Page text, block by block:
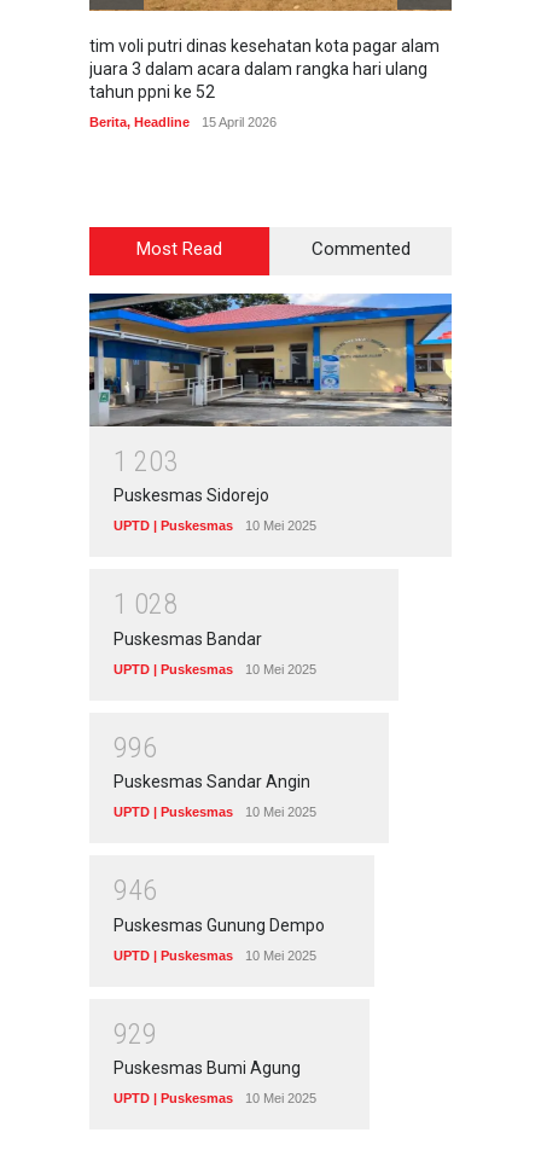
tim voli putri dinas kesehatan kota pagar alam
juara 3 dalam acara dalam rangka hari ulang
tahun ppni ke 52
Berita, Headline 15 April 2026
Most Read Commented
1 203
Puskesmas Sidorejo
UPTD | Puskesmas 10 Mei 2025
1 028
Puskesmas Bandar
UPTD | Puskesmas 10 Mei 2025
996
Puskesmas Sandar Angin
UPTD | Puskesmas 10 Mei 2025
946
Puskesmas Gunung Dempo
UPTD | Puskesmas 10 Mei 2025
929
Puskesmas Bumi Agung
UPTD | Puskesmas 10 Mei 2025